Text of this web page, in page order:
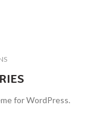
for WordPress.